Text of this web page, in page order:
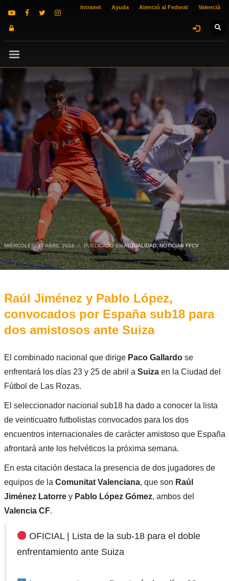
Intranet Ayuda Atenció al Federat Valencià
MIÉRCOLES, 17 ABRIL 2024 / PUBLICADO ENACTUALIDAD,NOTICIAS FFCV
Raúl Jiménez y Pablo López,
convocados por España sub18 para
dos amistosos ante Suiza
El combinado nacional que dirige Paco Gallardo se
enfrentará los días 23 y 25 de abril a Suiza en la Ciudad del
Fútbol de Las Rozas.
El seleccionador nacional sub18 ha dado a conocer la lista
de veinticuatro futbolistas convocados para los dos
encuentros internacionales de carácter amistoso que España
afrontará ante los helvéticos la próxima semana.
En esta citación destaca la presencia de dos jugadores de
equipos de la Comunitat Valenciana, que son Raúl
Jiménez Latorrey Pablo López Gómez, ambos del
Valencia CF.
OFICIAL | Lista de la sub-18 para el doble
enfrentamiento ante Suiza